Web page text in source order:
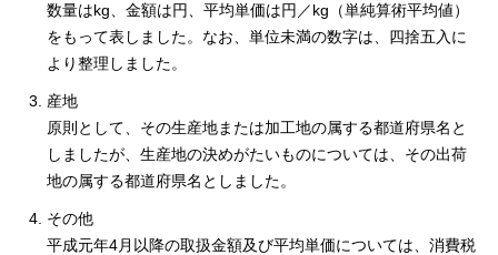
数量はkg、金額は円、平均単価は円／kg（単純算術平均値）
をもって表しました。なお、単位未満の数字は、四捨五入に
より整理しました。
産地
原則として、その生産地または加工地の属する都道府県名と
しましたが、生産地の決めがたいものについては、その出荷
地の属する都道府県名としました。
その他
平成元年4月以降の取扱金額及び平均単価については、消費税